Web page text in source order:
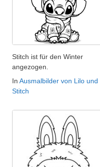
Stitch ist für den Winter
angezogen.
In Ausmalbilder von Lilo und
Stitch